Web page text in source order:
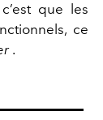
que les
ce
.